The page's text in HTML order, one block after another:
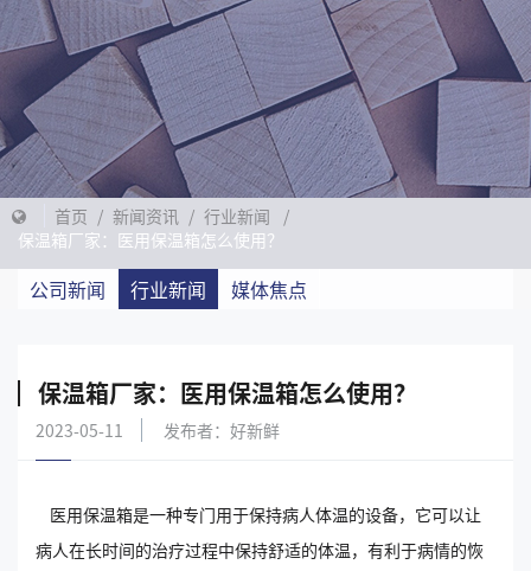
首页 / 新闻资讯 / 行业新闻
/
保温箱厂家：医用保温箱怎么使用？
公司新闻 行业新闻 媒体焦点
保温箱厂家：医用保温箱怎么使用？
2023-05-11 发布者：好新鲜
医用保温箱是一种专门用于保持病人体温的设备，它可以让
病人在长时间的治疗过程中保持舒适的体温，有利于病情的恢